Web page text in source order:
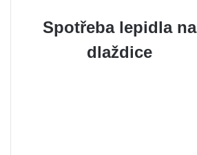
Spotřeba lepidla na
dlaždice